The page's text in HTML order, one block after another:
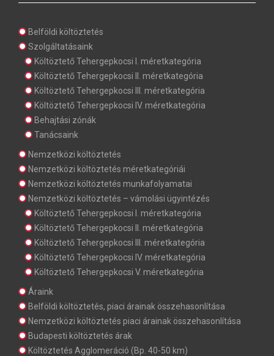
Belföldi költöztetés
Szolgáltatásaink
Költöztető Tehergepkocsi I. méretkategória
Költöztető Tehergepkocsi II. méretkategória
Költöztető Tehergepkocsi III. méretkategória
Költöztető Tehergepkocsi IV. méretkategória
Behajtási zónák
Tanácsaink
Nemzetközi költöztetés
Nemzetközi költöztetés méretkategóriái
Nemzetközi költöztetés munkafolyamatai
Nemzetközi költöztetés – vámolási ügyintézés
Költöztető Tehergepkocsi I. méretkategória
Költöztető Tehergepkocsi II. méretkategória
Költöztető Tehergepkocsi III. méretkategória
Költöztető Tehergepkocsi IV. méretkategória
Költöztető Tehergepkocsi V. méretkategória
Áraink
Belföldi költöztetés, piaci árainak összehasonlítása
Nemzetközi költöztetés piaci árainak összehasonlítása
Budapesti költöztetés árak
Költöztetés Agglomeráció (Bp. 40-50 km)